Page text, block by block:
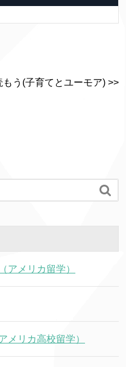
う(子育てとユーモア) >>

アメリカ留学）
メリカ高校留学）